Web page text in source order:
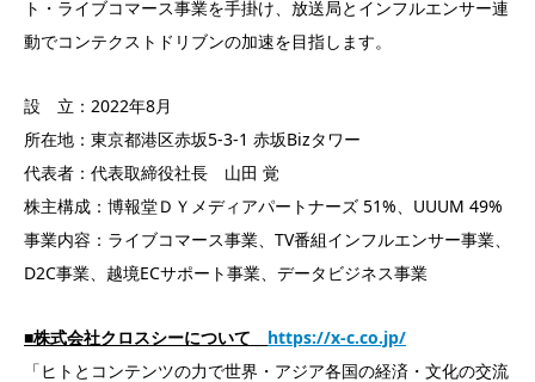
ト・ライブコマース事業を手掛け、放送局とインフルエンサー連
動でコンテクストドリブンの加速を目指します。
設 立：2022年8月
所在地：東京都港区赤坂5-3-1 赤坂Bizタワー
代表者：代表取締役社長 山田 覚
株主構成：博報堂ＤＹメディアパートナーズ 51%、UUUM 49%
事業内容：ライブコマース事業、TV番組インフルエンサー事業、
D2C事業、越境ECサポート事業、データビジネス事業
■株式会社クロスシーについて https://x-c.co.jp/
「ヒトとコンテンツの力で世界・アジア各国の経済・文化の交流